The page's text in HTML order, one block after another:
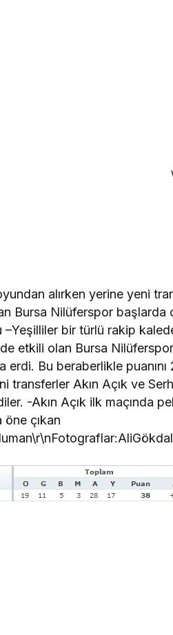
alırken yerine yeni
Bursa Nilüferspor başlarda
bir türlü rakip
etkili olan Bursa
Bu beraberlikle puanını
transferler Akın Açık ve
-Akın Açık ilk maçında
öne çıkan